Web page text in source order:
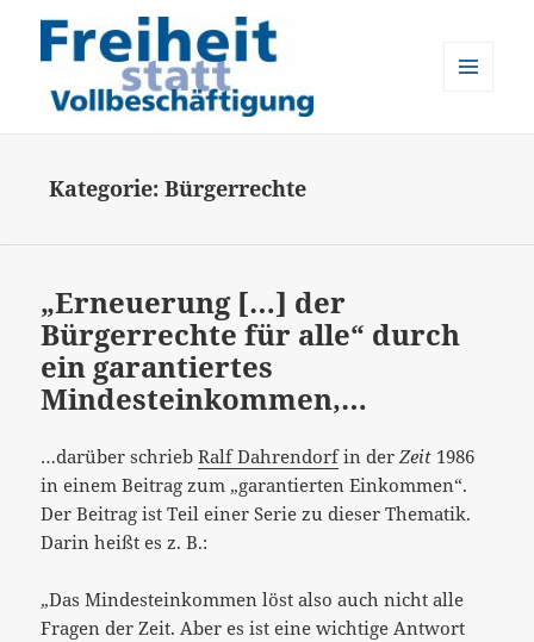
Kategorie:Bürgerrechte
„Erneuerung […] der
Bürgerrechte für alle“ durch
ein garantiertes
Mindesteinkommen,…
…darüber schriebRalf Dahrendorfin derZeit 1986
in einem Beitrag zum „garantierten Einkommen“.
Der Beitrag ist Teil einer Serie zu dieser Thematik.
Darin heißt es z. B.:
„Das Mindesteinkommen löst also auch nicht alle
Fragen der Zeit. Aber es ist eine wichtige Antwort